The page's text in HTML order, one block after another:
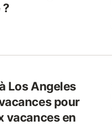
Los Angeles
pour
vacances en